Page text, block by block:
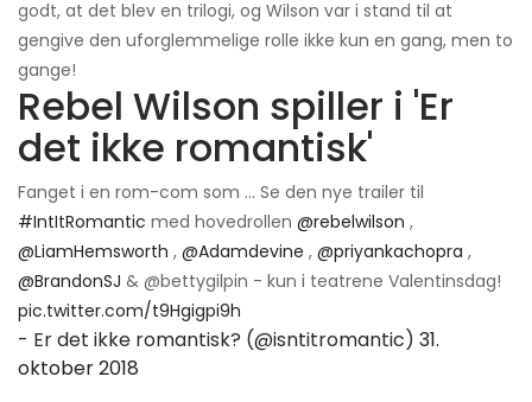
godt, at det blev en trilogi, og Wilson var i stand til at
gengive den uforglemmelige rolle ikke kun en gang, men to
gange!
Rebel Wilson spiller i 'Er
det ikke romantisk'
Fanget i en rom-com som ... Se den nye trailer til
#IntItRomantic med hovedrollen @rebelwilson ,
@LiamHemsworth , @Adamdevine , @priyankachopra ,
@BrandonSJ & @bettygilpin - kun i teatrene Valentinsdag!
pic.twitter.com/t9Hgigpi9h
- Er det ikke romantisk? (@isntitromantic) 31.
oktober 2018